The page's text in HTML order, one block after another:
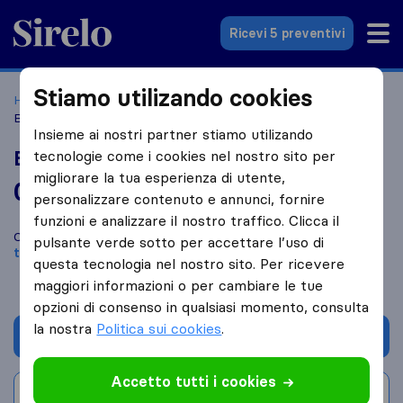
Sirelo.it
Ricevi 5 preventivi
Home Le 10 migliori aziende di traslochi in Italia
Bertoni Pulizie E Traslochi
Bertoni Pulizie E Traslochi
0,0 basato su 0
recensioni di Sirelo e Google
i
Confronta Bertoni Pulizie E Traslochi con altreaziende di
traslochidiLucca
Chiedi preventivo
Stiamo utilizando cookies
Insieme ai nostri partner stiamo utilizando
tecnologie come i cookies nel nostro sito per
migliorare la tua esperienza di utente,
personalizzare contenuto e annunci, fornire
funzioni e analizzare il nostro traffico. Clicca il
pulsante verde sotto per accettare l’uso di
questa tecnologia nel nostro sito. Per ricevere
maggiori informazioni o per cambiare le tue
opzioni di consenso in qualsiasi momento, consulta
la nostra Politica sui cookies.
Accetto tutti i cookies